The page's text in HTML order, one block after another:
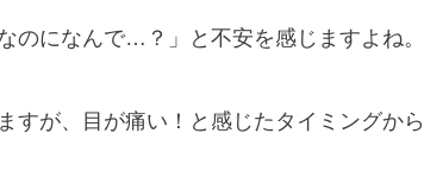
のになんで…？」と不安を感じますよね。
すが、目が痛い！と感じたタイミングから